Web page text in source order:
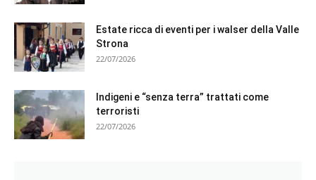
Estate ricca di eventi per i walser della Valle
Strona
22/07/2026
Indigeni e “senza terra” trattati come
terroristi
22/07/2026